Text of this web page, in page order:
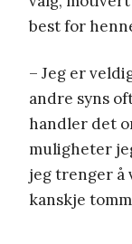
best for
– Jeg er
andre syns
handler det
muligheter
jeg trenger å
kanskje